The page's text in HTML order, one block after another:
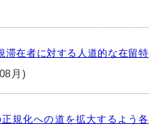
滞在者に対する人道的な在留特
月)
規化への道を拡大するよう各